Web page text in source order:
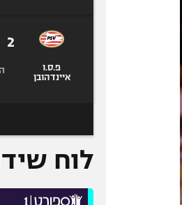
פ.ס.ו
איינדהובן
2
לוח